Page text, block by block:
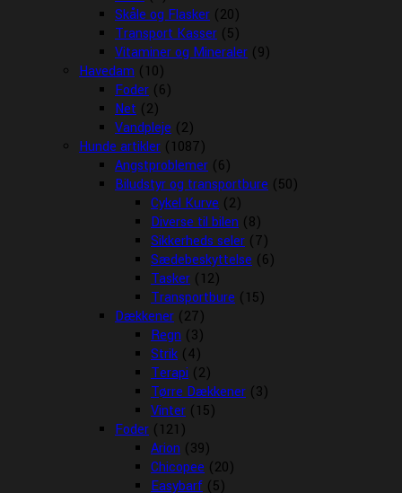
Skåle og Flasker (20)
Transport Kasser (5)
Vitaminer og Mineraler (9)
Havedam (10)
Foder (6)
Net (2)
Vandpleje (2)
Hunde artikler (1087)
Angstproblemer (6)
Biludstyr og transportbure (50)
Cykel Kurve (2)
Diverse til bilen (8)
Sikkerheds seler (7)
Sædebeskyttelse (6)
Tasker (12)
Transportbure (15)
Dækkener (27)
Regn (3)
Strik (4)
Terapi (2)
Tørre Dækkener (3)
Vinter (15)
Foder (121)
Arion (39)
Chicopee (20)
Easybarf (5)